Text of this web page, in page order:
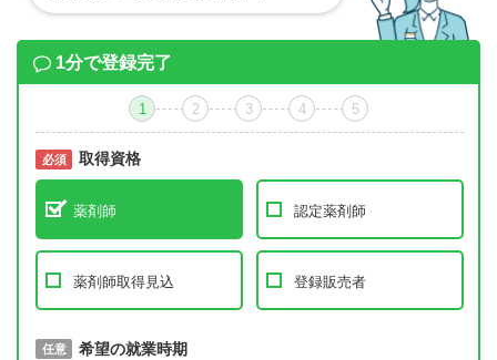
1分で登録完了
1 2 3 4 5
必須 取得資格
薬剤師 認定薬剤師
薬剤師取得見込 登録販売者
必須 取得予定年
任意 希望の就業時期